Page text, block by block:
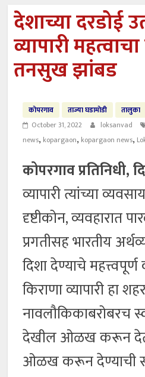
संजीवनीच्या विद्यार्थ्यांनी घेतली
वाढीव निधी देण्यास पाणीपुरवठा
काळे
आत्मामालिक गुरूकूलाचे २२८ विद्यार्थी
देशाच्या दरडोई
व्यापारी
तनसुख झांबड
कोपरगाव ताज्या घडामोडी
तालुका
October 31, 2022
loksanvad
news, kopargaon, kopargaon news,
कोपरगाव प्रतिनिधी,
व्यापारी त्यांच्या
दृष्टीकोन, व्यवहारात
प्रगतीसह भारतीय
दिशा देण्याचे
किराणा व्यापारी हा
नावलौकिकाबरोबरच
देखील ओळख करून देत
ओळख करून देण्याची